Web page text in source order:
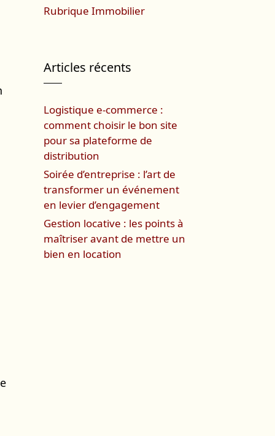
Rubrique Immobilier
Articles récents
Logistique e-commerce :
comment choisir le bon site
pour sa plateforme de
distribution
Soirée d’entreprise : l’art de
transformer un événement
en levier d’engagement
Gestion locative : les points à
maîtriser avant de mettre un
bien en location